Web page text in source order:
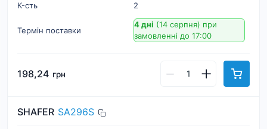
К-cть
2
Термін поставки
4 дні (14 серпня) при
замовленні до 17:00
198,24 грн
SHAFER SA296S